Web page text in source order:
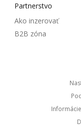
Partnerstvo
Ako inzerovať
B2B zóna